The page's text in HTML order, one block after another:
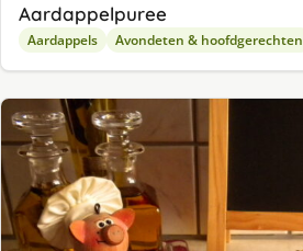
Aardappelpuree
Aardappels Avondeten & hoofdgerechten